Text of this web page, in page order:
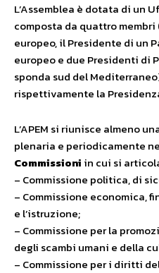
L’Assemblea è dotata di un
composta da quattro
europeo, il Presidente di un
europeo e due Presidenti di
sponda sud del
rispettivamente la
L’APEM si riunisce almeno
plenaria e periodicamente
Commissioni in cui si
– Commissione politica, di
– Commissione economica,
e l’istruzione;
– Commissione per la
degli scambi umani e della
– Commissione per i diritti